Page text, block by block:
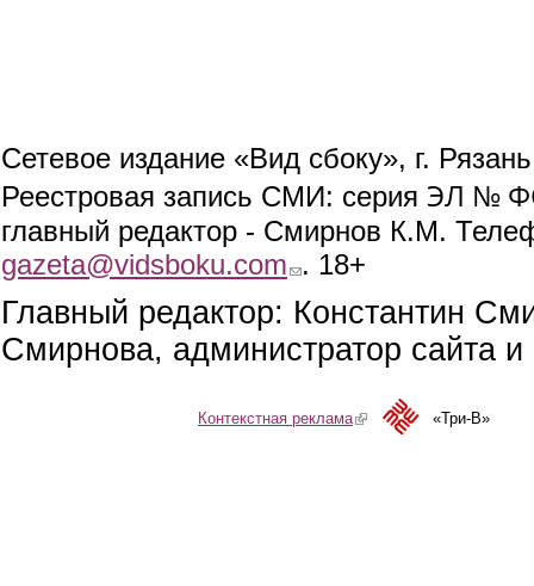
Сетевое издание «Вид сбоку», г.
Реестровая запись СМИ: серия ЭЛ №
главный редактор - Смирнов К.М.
gazeta@vidsboku.com (link sends e-mail)
. 18+
Главный редактор: Константин
Смирнова, администратор сайта
Контекстная реклама(link is external)«Три-В»